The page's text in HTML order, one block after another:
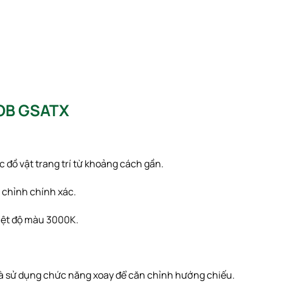
GSATX
vật trang trí từ khoảng cách gần.
chỉnh chính xác.
độ màu3000K.
dụng chức năng xoay để căn chỉnh hướng chiếu.